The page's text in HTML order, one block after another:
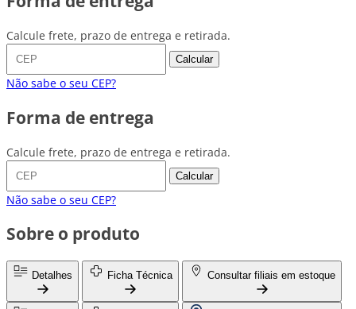
Calcule frete, prazo de entrega e retirada.
Calcular
Não sabe o seu CEP?
Forma de entrega
Calcule frete, prazo de entrega e retirada.
Calcular
Não sabe o seu CEP?
Sobre o produto
Detalhes Ficha Técnica Consultar filiais em estoque